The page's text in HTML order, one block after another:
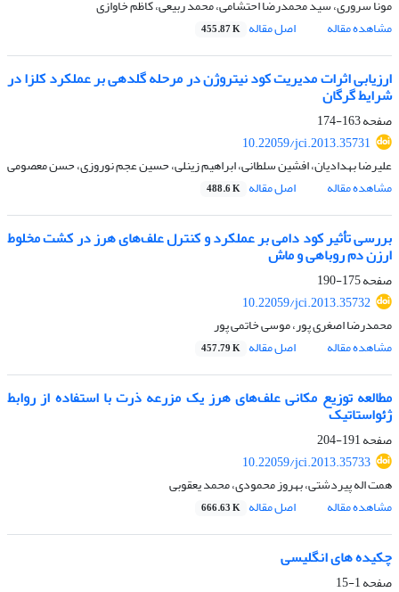
مونا سروری، سید محمدرضا احتشامی، محمد ربیعی، کاظم خاوازی
مشاهده مقاله
اصل مقاله 455.87 K
ارزیابی اثرات مدیریت کود نیتروژن در مرحله گلدهی بر عملکرد کلزا در
شرایط گرگان
صفحه163-174
10.22059/jci.2013.35731
علیرضا بهدادیان، افشین سلطانی، ابراهیم زینلی، حسین عجم نوروزی، حسن معصومی
مشاهده مقاله
اصل مقاله 488.6 K
بررسی تأثیر کود دامی بر عملکرد و کنترل علف‌های هرز در کشت مخلوط
ارزن دم روباهی و ماش
صفحه175-190
10.22059/jci.2013.35732
محمدرضا اصغری پور، موسی خاتمی پور
مشاهده مقاله
اصل مقاله 457.79 K
مطالعه توزیع مکانی علف‌های هرز یک مزرعه ذرت با استفاده از روابط
ژئواستاتیک
صفحه191-204
10.22059/jci.2013.35733
همت اله پیردشتی، بهروز محمودی، محمد یعقوبی
مشاهده مقاله
اصل مقاله 666.63 K
چکیده های انگلیسی
صفحه1-15